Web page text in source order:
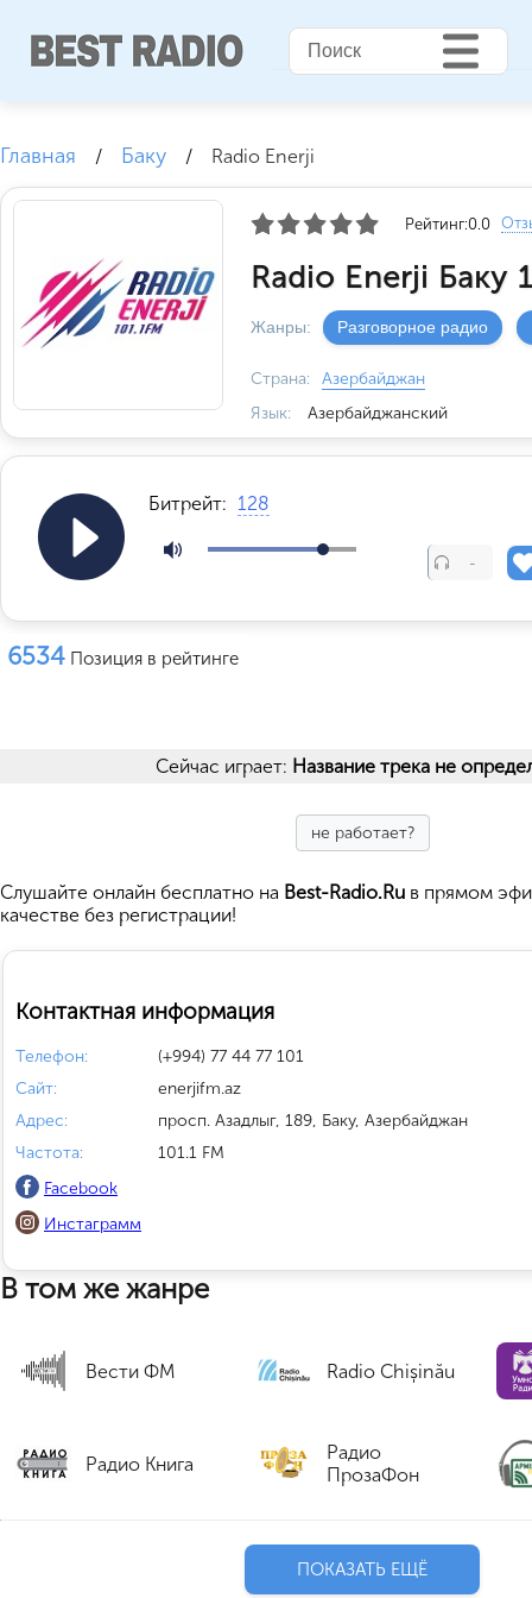
Главная / Баку / Radio Enerji
Рейтинг:0.0
Radio Enerji Баку
Жанры: Разговорное радио
Страна:
Азербайджан
Язык:
Азербайджанский
Битрейт: 128
-
6534 Позиция в рейтинге
Сейчас играет: Название трека не
не работает?
Cлушайте онлайн бесплатно на Best-Radio.Ru в прямом
качестве без регистрации!
Контактная информация
Телефон:
(+994) 77 44 77 101
Сайт:
enerjifm.az
Адрес:
просп. Азадлыг, 189, Баку, Азербайджан
Частота:
101.1 FM
Facebook
Инстаграмм
В том же жанре
Вести ФМ Radio Chișinău
Радио Книга
Радио
ПрозаФон
ПОКАЗАТЬ ЕЩЁ